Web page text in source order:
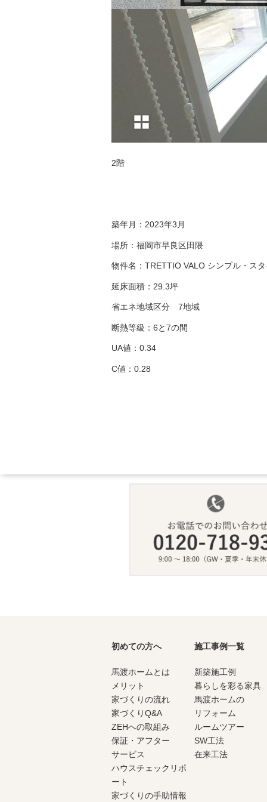
2階
築年月：2023年3月
場所：福岡市早良区田隈
物件名：TRETTIO VALO シンプル・ス
延床面積：29.3坪
省エネ地域区分 7地域
断熱等級：6と7の間
UA値：0.34
C値：0.28
初めての方へ
馬渡ホームとは
メリット
家づくりの流れ
家づくりQ&A
ZEHへの取組み
保証・アフター
サービス
ハウスチェックリポ
ート
家づくりの手助情報
施工事例一覧
新築施工例
暮らしを彩る家具
馬渡ホームの
リフォーム
ルームツアー
SW工法
在来工法